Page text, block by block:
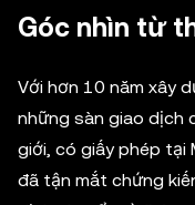
Góc nhìn từ
Với hơn 10 năm xây
những sàn giao dịch
giới, có giấy phép tại
đã tận mắt chứng